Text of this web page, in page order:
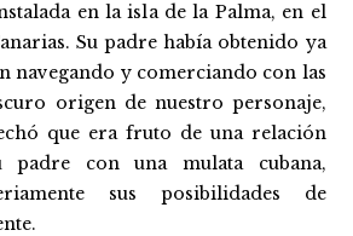
en la isla de la Palma, en el
Su padre había obtenido ya
navegando y comerciando con las
origen de nuestro personaje,
que era fruto de una relación
padre con una mulata cubana,
sus posibilidades de